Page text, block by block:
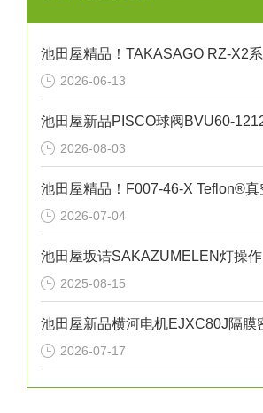
2026-06-13
2026-08-03
2026-07-04
2025-08-15
2026-07-17